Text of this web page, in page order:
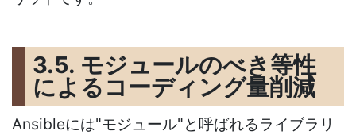
3.5. モジュールのべき等性
によるコーディング量削減
Ansibleには"モジュール"と呼ばれるライブラリ